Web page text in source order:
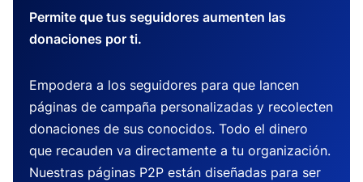
Permite que tus seguidores aumenten las
donaciones por ti.
Empodera a los seguidores para que lancen
páginas de campaña personalizadas y recolecten
donaciones de sus conocidos. Todo el dinero
que recauden va directamente a tu organización.
Nuestras páginas P2P están diseñadas para ser